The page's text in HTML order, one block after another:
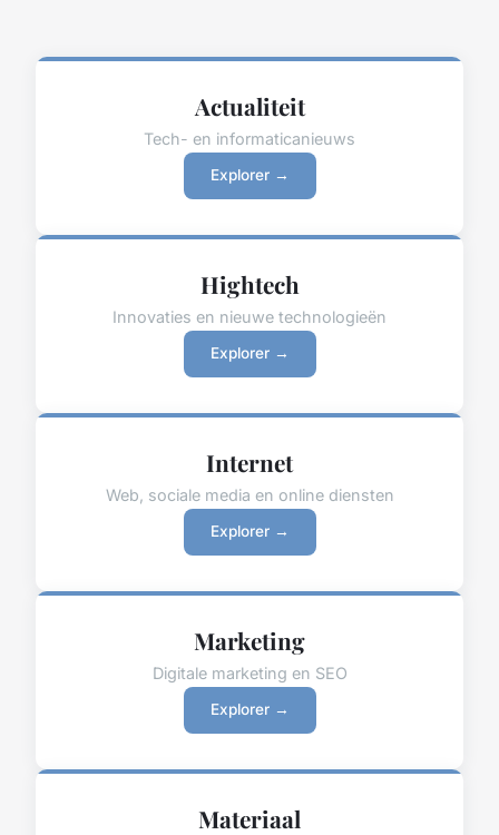
Actualiteit
Tech- en informaticanieuws
Explorer →
Hightech
Innovaties en nieuwe technologieën
Explorer →
Internet
Web, sociale media en online diensten
Explorer →
Marketing
Digitale marketing en SEO
Explorer →
Materiaal